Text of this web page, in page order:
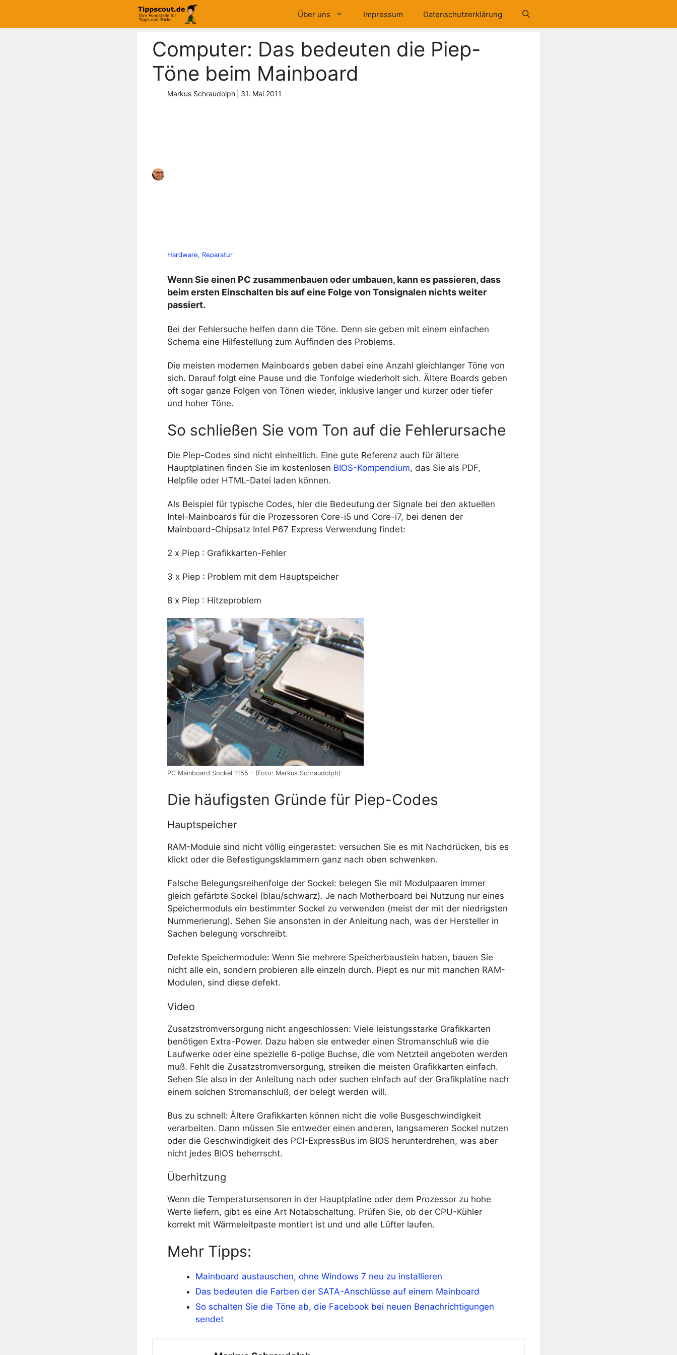
springen
Über uns Impressum Datenschutzerklärung
Computer: Das bedeuten die Piep-
Töne beim Mainboard
Markus Schraudolph 31. Mai 2011
Hardware, Reparatur
Wenn Sie einen PC zusammenbauen oder umbauen, kann es passieren, dass
beim ersten Einschalten bis auf eine Folge von Tonsignalen nichts weiter
passiert.
Bei der Fehlersuche helfen dann die Töne. Denn sie geben mit einem einfachen
Schema eine Hilfestellung zum Auffinden des Problems.
Die meisten modernen Mainboards geben dabei eine Anzahl gleichlanger Töne von
sich. Darauf folgt eine Pause und die Tonfolge wiederholt sich. Ältere Boards geben
oft sogar ganze Folgen von Tönen wieder, inklusive langer und kurzer oder tiefer
und hoher Töne.
So schließen Sie vom Ton auf die Fehlerursache
Die Piep-Codes sind nicht einheitlich. Eine gute Referenz auch für ältere
Hauptplatinen finden Sie im kostenlosen BIOS-Kompendium, das Sie als PDF,
Helpfile oder HTML-Datei laden können.
Als Beispiel für typische Codes, hier die Bedeutung der Signale bei den aktuellen
Intel-Mainboards für die Prozessoren Core-i5 und Core-i7, bei denen der
Mainboard-Chipsatz Intel P67 Express Verwendung findet:
2 x Piep : Grafikkarten-Fehler
3 x Piep : Problem mit dem Hauptspeicher
8 x Piep : Hitzeproblem
PC Mainboard Sockel 1155 – (Foto: Markus Schraudolph)
Die häufigsten Gründe für Piep-Codes
Hauptspeicher
RAM-Module sind nicht völlig eingerastet: versuchen Sie es mit Nachdrücken, bis es
klickt oder die Befestigungsklammern ganz nach oben schwenken.
Falsche Belegungsreihenfolge der Sockel: belegen Sie mit Modulpaaren immer
gleich gefärbte Sockel (blau/schwarz). Je nach Motherboard bei Nutzung nur eines
Speichermoduls ein bestimmter Sockel zu verwenden (meist der mit der niedrigsten
Nummerierung). Sehen Sie ansonsten in der Anleitung nach, was der Hersteller in
Sachen belegung vorschreibt.
Defekte Speichermodule: Wenn Sie mehrere Speicherbaustein haben, bauen Sie
nicht alle ein, sondern probieren alle einzeln durch. Piept es nur mit manchen RAM-
Modulen, sind diese defekt.
Video
Zusatzstromversorgung nicht angeschlossen: Viele leistungsstarke Grafikkarten
benötigen Extra-Power. Dazu haben sie entweder einen Stromanschluß wie die
Laufwerke oder eine spezielle 6-polige Buchse, die vom Netzteil angeboten werden
muß. Fehlt die Zusatzstromversorgung, streiken die meisten Grafikkarten einfach.
Sehen Sie also in der Anleitung nach oder suchen einfach auf der Grafikplatine nach
einem solchen Stromanschluß, der belegt werden will.
Bus zu schnell: Ältere Grafikkarten können nicht die volle Busgeschwindigkeit
verarbeiten. Dann müssen Sie entweder einen anderen, langsameren Sockel nutzen
oder die Geschwindigkeit des PCI-ExpressBus im BIOS herunterdrehen, was aber
nicht jedes BIOS beherrscht.
Überhitzung
Wenn die Temperatursensoren in der Hauptplatine oder dem Prozessor zu hohe
Werte liefern, gibt es eine Art Notabschaltung. Prüfen Sie, ob der CPU-Kühler
korrekt mit Wärmeleitpaste montiert ist und und alle Lüfter laufen.
Mehr Tipps:
Mainboard austauschen, ohne Windows 7 neu zu installieren
Das bedeuten die Farben der SATA-Anschlüsse auf einem Mainboard
So schalten Sie die Töne ab, die Facebook bei neuen Benachrichtigungen
sendet